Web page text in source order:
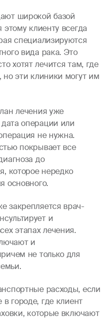
широкой базой
клиенту всегда
специализируются
вида рака. Это
хотят лечится там, где
эти клиники могут им
лечения уже
дата операции или
не нужна.
покрывает все
до
которое нередко
основного.
закрепляется врач-
и
этапах лечения.
и
не только для
расходы, если
в городе, где клиент
которые включают